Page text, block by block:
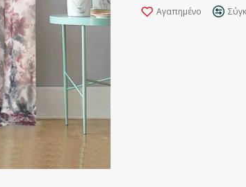
Αγαπημένο